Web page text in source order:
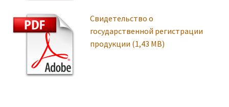
Свидетельство о
государственной регистрации
продукции